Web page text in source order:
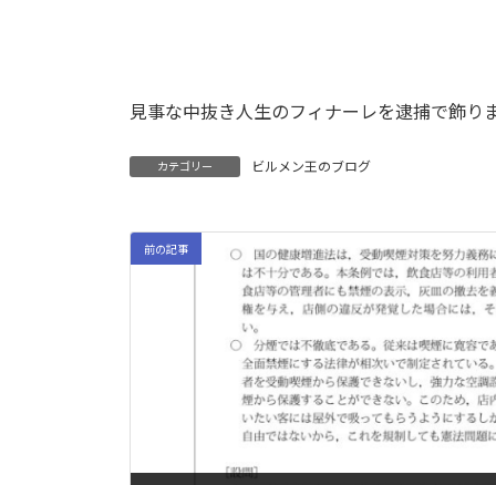
見事な中抜き人生のフィナーレを逮捕で飾り
カテゴリー ビルメン王のブログ
前の記事